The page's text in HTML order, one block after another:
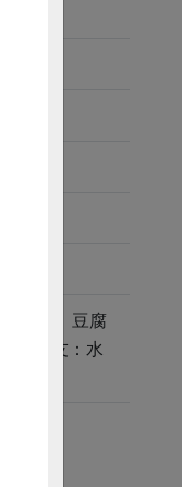
華。
青菜、豆腐
菇煮友：水